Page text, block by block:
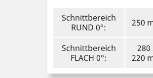
Schnittbereich
RUND 0°:
250
Schnittbereich
FLACH 0°:
280
220